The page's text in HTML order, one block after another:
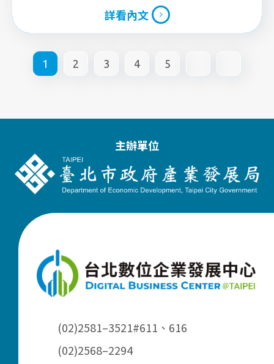
詳看內文
1 2 3 4 5
主辦單位
(02)2581–3521#611、616
(02)2568–2294